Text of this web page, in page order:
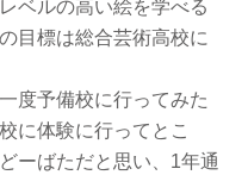
ベルの高い絵を学べる
目標は総合芸術高校に
度予備校に行ってみた
に体験に行ってとこ
ーばただと思い、1年通